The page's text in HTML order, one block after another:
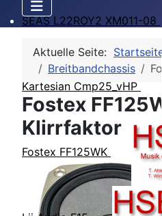
SEAS L22ROY2 XM011-08
Kartesian Cmp25_vHP
Fostex FF125WK
Aktuelle Seite:
Breitbandchassis
Fostex
Klirrfaktor